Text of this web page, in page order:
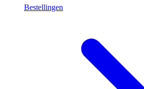
Bestellingen